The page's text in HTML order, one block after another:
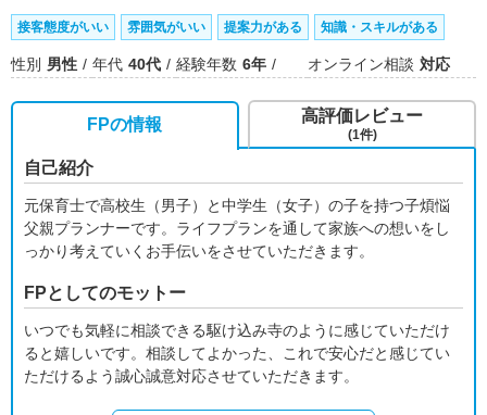
接客態度がいい 雰囲気がいい 提案力がある 知識・スキルがある
性別 男性 年代 40代 経験年数 6年 オンライン相談 対応
FPの情報
自己紹介
元保育士で高校生（男子）と中学生（女子）の子を持つ子煩悩
父親プランナーです。ライフプランを通して家族への想いをし
っかり考えていくお手伝いをさせていただきます。
FPとしてのモットー
いつでも気軽に相談できる駆け込み寺のように感じていただけ
ると嬉しいです。相談してよかった、これで安心だと感じてい
ただけるよう誠心誠意対応させていただきます。
高評価レビュー
(1件)